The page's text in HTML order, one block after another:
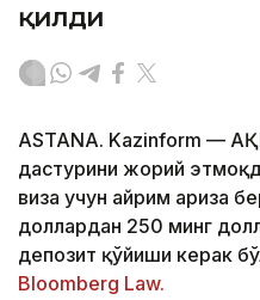
қилди
ASTANA. Kazinform —
дастурини жорий
виза учун айрим ариза
доллардан 250 минг
депозит қўйиши керак
Bloomberg Law.